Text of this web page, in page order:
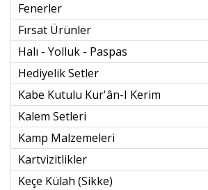
Fenerler
Fırsat Ürünler
Halı - Yolluk - Paspas
Hediyelik Setler
Kabe Kutulu Kur'ân-I Kerim
Kalem Setleri
Kamp Malzemeleri
Kartvizitlikler
Keçe Külah (sikke)